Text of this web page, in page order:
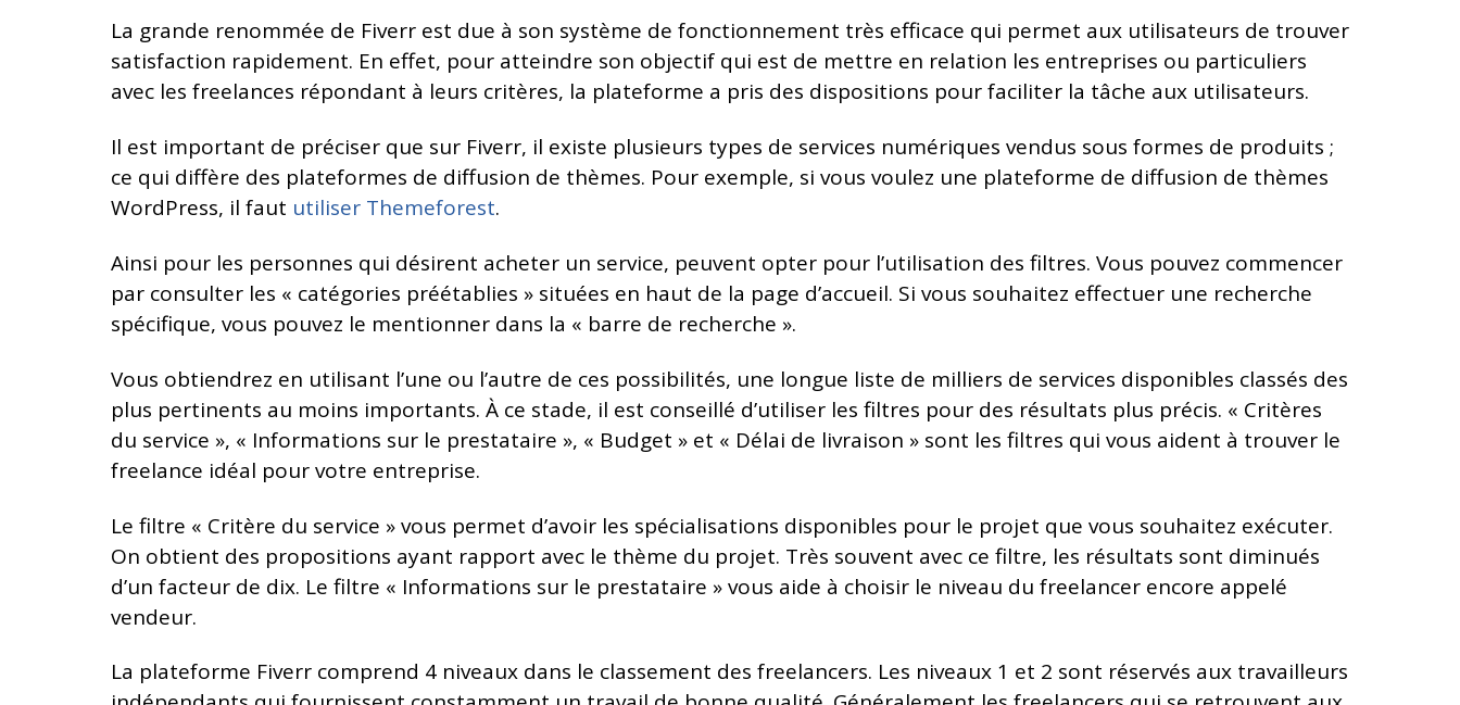
La grande renommée de Fiverr est due à son système de fonctionnement très efficace qui permet aux utilisateurs de trouver
satisfaction rapidement. En effet, pour atteindre son objectif qui est de mettre en relation les entreprises ou particuliers
avec les freelances répondant à leurs critères, la plateforme a pris des dispositions pour faciliter la tâche aux utilisateurs.
Il est important de préciser que sur Fiverr, il existe plusieurs types de services numériques vendus sous formes de produits ;
ce qui diffère des plateformes de diffusion de thèmes. Pour exemple, si vous voulez une plateforme de diffusion de thèmes
WordPress, il faut utiliser Themeforest.
Ainsi pour les personnes qui désirent acheter un service, peuvent opter pour l’utilisation des filtres. Vous pouvez commencer
par consulter les « catégories préétablies » situées en haut de la page d’accueil. Si vous souhaitez effectuer une recherche
spécifique, vous pouvez le mentionner dans la « barre de recherche ».
Vous obtiendrez en utilisant l’une ou l’autre de ces possibilités, une longue liste de milliers de services disponibles classés des
plus pertinents au moins importants. À ce stade, il est conseillé d’utiliser les filtres pour des résultats plus précis. « Critères
du service », « Informations sur le prestataire », « Budget » et « Délai de livraison » sont les filtres qui vous aident à trouver le
freelance idéal pour votre entreprise.
Le filtre « Critère du service » vous permet d’avoir les spécialisations disponibles pour le projet que vous souhaitez exécuter.
On obtient des propositions ayant rapport avec le thème du projet. Très souvent avec ce filtre, les résultats sont diminués
d’un facteur de dix. Le filtre « Informations sur le prestataire » vous aide à choisir le niveau du freelancer encore appelé
vendeur.
La plateforme Fiverr comprend 4 niveaux dans le classement des freelancers. Les niveaux 1 et 2 sont réservés aux travailleurs